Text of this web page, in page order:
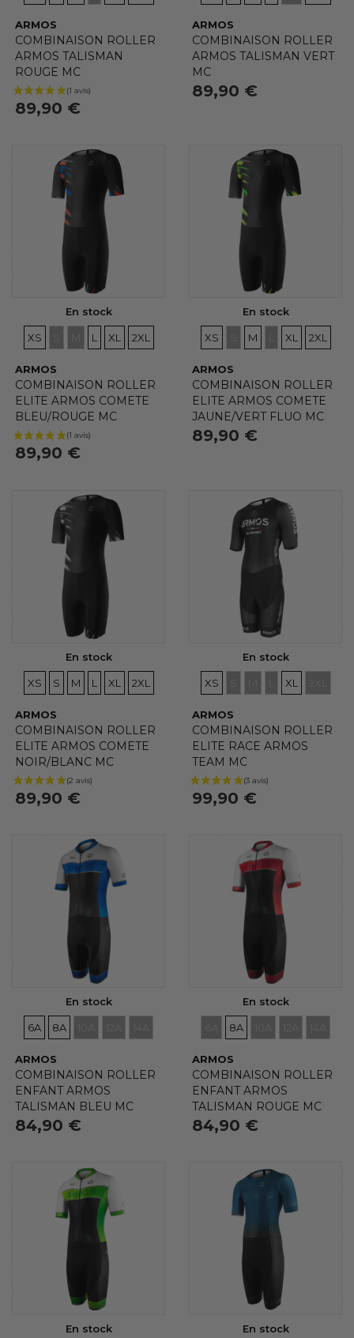
ARMOS
COMBINAISON ROLLER
ARMOS TALISMAN
ROUGE MC
89,90 €
ARMOS
COMBINAISON ROLLER
ARMOS TALISMAN VERT
MC
89,90 €
En stock
TAILLES
XS
TAILLES
TAILLES
TAILLES
L
TAILLES
XL
TAILLES
2XL
ARMOS
COMBINAISON ROLLER
ELITE ARMOS COMETE
BLEU/ROUGE MC
89,90 €
En stock
TAILLES
XS
TAILLES
TAILLES
M
TAILLES
TAILLES
XL 2XL
ARMOS
COMBINAISON ROLLER
ELITE ARMOS COMETE
JAUNE/VERT FLUO MC
89,90 €
En stock
TAILLES
XS
TAILLES
S
TAILLES
M
TAILLES
L
TAILLES
XL
TAILLES
2XL
ARMOS
COMBINAISON ROLLER
ELITE ARMOS COMETE
NOIR/BLANC MC
89,90 €
En stock
TAILLES
XS
TAILLES
TAILLES
TAILLES
TAILLES
XL
ARMOS
COMBINAISON ROLLER
ELITE RACE ARMOS
TEAM MC
99,90 €
En stock
TAILLES
6A
TAILLES
8A
TAILLESTAILLES
TAILLES
ARMOS
COMBINAISON ROLLER
ENFANT ARMOS
TALISMAN BLEU MC
84,90 €
En stock
TAILLESTAILLES
8A
TAILLESTAILLES
ARMOS
COMBINAISON ROLLER
ENFANT ARMOS
TALISMAN ROUGE MC
84,90 €
En stock En stock